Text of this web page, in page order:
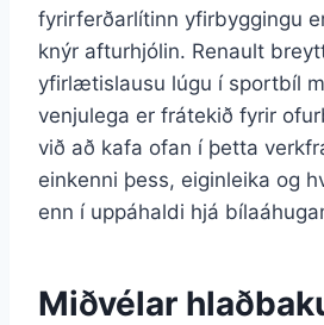
fyrirferðarlítinn yfirbyggingu
knýr afturhjólin. Renault
yfirlætislausu lúgu í sportbíl
venjulega er frátekið fyrir
við að kafa ofan í þetta
einkenni þess, eiginleika og
enn í uppáhaldi hjá
Miðvélar